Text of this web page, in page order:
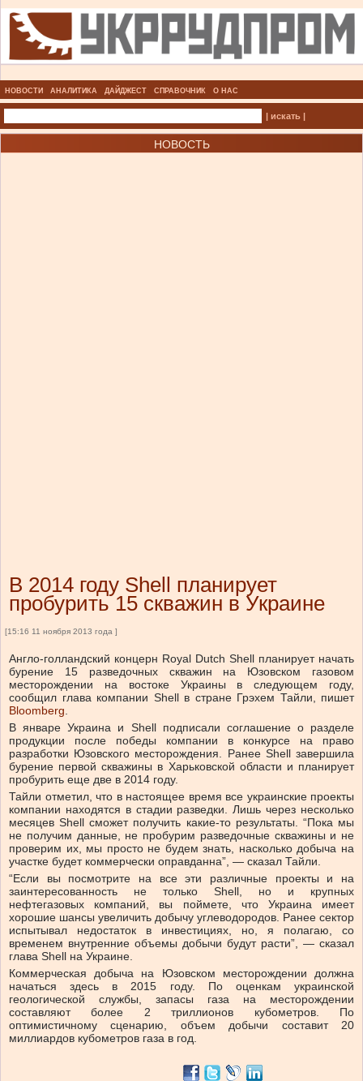
НОВОСТИ АНАЛИТИКА ДАЙДЖЕСТ СПРАВОЧНИК О НАС
| искать |
НОВОСТЬ
В 2014 году Shell планирует
пробурить 15 скважин в Украине
[15:16 11 ноября 2013 года ]
Англо-голландский концерн Royal Dutch Shell планирует начать
бурение 15 разведочных скважин на Юзовском газовом
месторождении на востоке Украины в следующем году,
сообщил глава компании Shell в стране Грэхем Тайли, пишет
Bloomberg.
В январе Украина и Shell подписали соглашение о разделе
продукции после победы компании в конкурсе на право
разработки Юзовского месторождения. Ранее Shell завершила
бурение первой скважины в Харьковской области и планирует
пробурить еще две в 2014 году.
Тайли отметил, что в настоящее время все украинские проекты
компании находятся в стадии разведки. Лишь через несколько
месяцев Shell сможет получить какие-то результаты. “Пока мы
не получим данные, не пробурим разведочные скважины и не
проверим их, мы просто не будем знать, насколько добыча на
участке будет коммерчески оправданна”, — сказал Тайли.
“Если вы посмотрите на все эти различные проекты и на
заинтересованность не только Shell, но и крупных
нефтегазовых компаний, вы поймете, что Украина имеет
хорошие шансы увеличить добычу углеводородов. Ранее сектор
испытывал недостаток в инвестициях, но, я полагаю, со
временем внутренние объемы добычи будут расти”, — сказал
глава Shell на Украине.
Коммерческая добыча на Юзовском месторождении должна
начаться здесь в 2015 году. По оценкам украинской
геологической службы, запасы газа на месторождении
составляют более 2 триллионов кубометров. По
оптимистичному сценарию, объем добычи составит 20
миллиардов кубометров газа в год.